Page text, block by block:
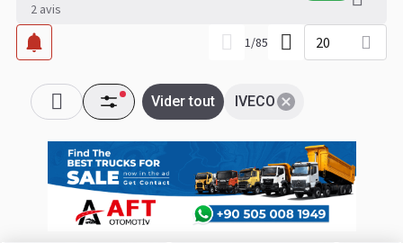
2 avis
1/85 20
IVECO
Vider tout